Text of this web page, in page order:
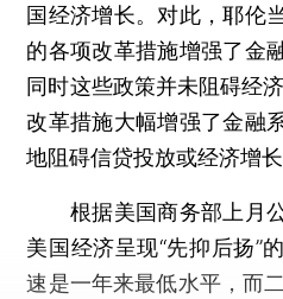
国经济增长。对此，耶伦
的各项改革措施增强了金
同时这些政策并未阻碍经
改革措施大幅增强了金融
地阻碍信贷投放或经济增长
根据美国商务部上月公
美国经济呈现“先抑后扬”
速是一年来最低水平，而